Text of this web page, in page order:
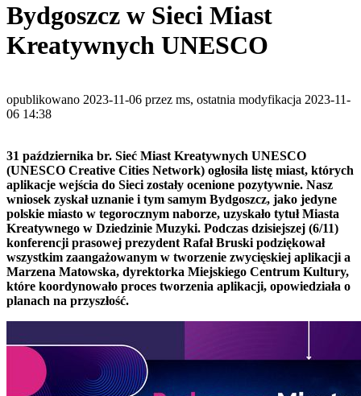
Bydgoszcz w Sieci Miast
Kreatywnych UNESCO
opublikowano 2023-11-06 przez ms, ostatnia modyfikacja 2023-11-
06 14:38
31 października br. Sieć Miast Kreatywnych UNESCO
(UNESCO Creative Cities Network) ogłosiła listę miast, których
aplikacje wejścia do Sieci zostały ocenione pozytywnie. Nasz
wniosek zyskał uznanie i tym samym Bydgoszcz, jako jedyne
polskie miasto w tegorocznym naborze, uzyskało tytuł Miasta
Kreatywnego w Dziedzinie Muzyki. Podczas dzisiejszej (6/11)
konferencji prasowej prezydent Rafał Bruski podziękował
wszystkim zaangażowanym w tworzenie zwycięskiej aplikacji a
Marzena Matowska, dyrektorka Miejskiego Centrum Kultury,
które koordynowało proces tworzenia aplikacji, opowiedziała o
planach na przyszłość.